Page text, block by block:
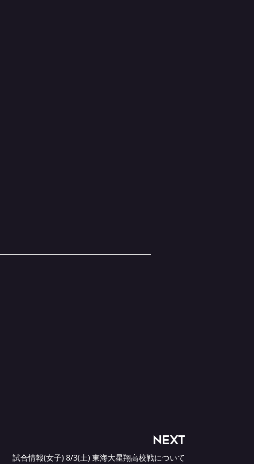
NEXT
試合情報(女子) 8/3(土) 東海大星翔高校戦について